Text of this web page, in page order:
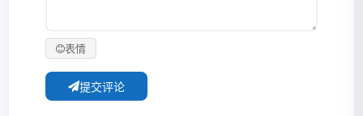
表情
提交评论